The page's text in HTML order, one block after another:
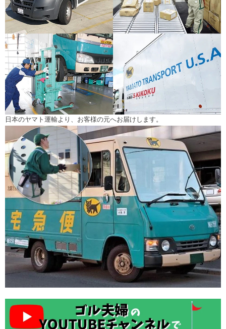
日本のヤマト運輸より、お客様の元へお届けします。